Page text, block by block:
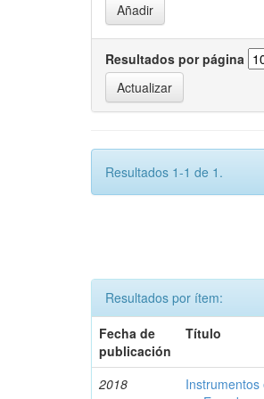
Resultados por página
Resultados 1-1 de 1.
Resultados por ítem:
Fecha de
publicación
Título
2018